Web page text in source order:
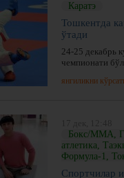
Каратэ
Тошкентда
ўтади
24-25 декабрь
чемпионати
янгиликни
Бокс/ММА,
атлетика,
Формула-1,
Спортчилар